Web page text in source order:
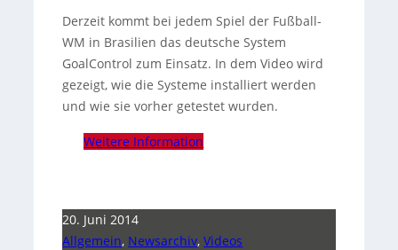
Derzeit kommt bei jedem Spiel der Fußball-
WM in Brasilien das deutsche System
GoalControl zum Einsatz. In dem Video wird
gezeigt, wie die Systeme installiert werden
und wie sie vorher getestet wurden.
Weitere Information
20. Juni 2014
Allgemein, Newsarchiv,Videos